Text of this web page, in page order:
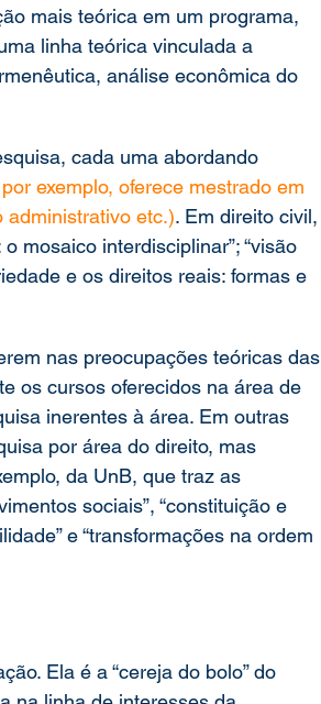
mais teórica em um programa,
linha teórica vinculada a
análise econômica do
cada uma abordando
exemplo, oferece mestrado em
administrativo etc.). Em direito civil,
mosaico interdisciplinar”; “visão
e os direitos reais: formas e
nas preocupações teóricas das
os cursos oferecidos na área de
inerentes à área. Em outras
por área do direito, mas
da UnB, que traz as
sociais”, “constituição e
e “transformações na ordem
Ela é a “cereja do bolo” do